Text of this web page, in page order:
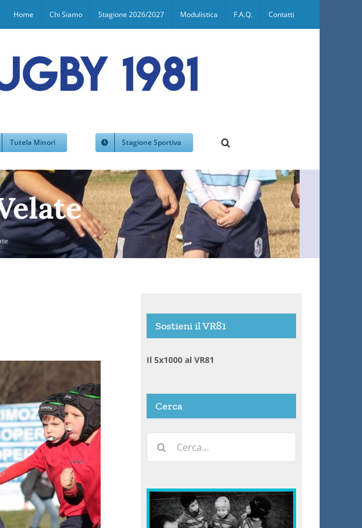
Home Chi Siamo Stagione 2026/2027 Modulistica F.A.Q. Contatti
Tutela Minori Stagione Sportiva
Sostieni il VR81
Il 5x1000 al VR81
Cerca
per: